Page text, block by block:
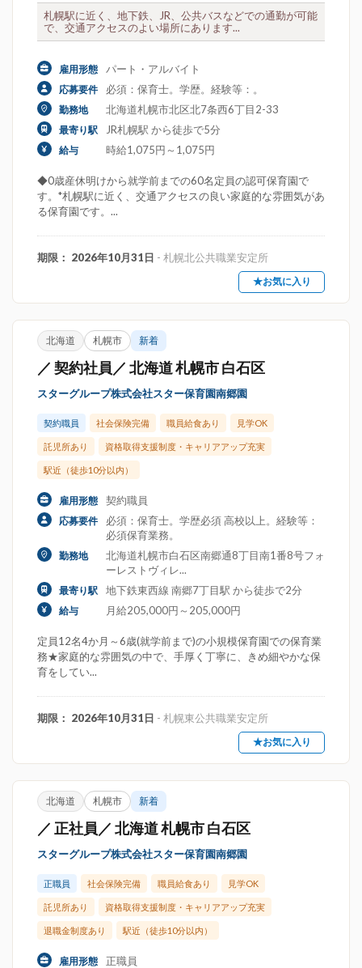
札幌駅に近く、地下鉄、JR、公共バスなどでの通勤が可能
で、交通アクセスのよい場所にあります...
雇用形態 パート・アルバイト
応募要件 必須：保育士。学歴。経験等：。
勤務地 北海道札幌市北区北7条西6丁目2-33
最寄り駅 JR札幌駅 から徒歩で5分
給与 時給1,075円～1,075円
◆0歳産休明けから就学前までの60名定員の認可保育園で
す。*札幌駅に近く、交通アクセスの良い家庭的な雰囲気があ
る保育園です。...
期限： 2026年10月31日 - 札幌北公共職業安定所
★お気に入り
北海道 札幌市 新着
／ 契約社員／ 北海道 札幌市 白石区
スターグループ株式会社スター保育園南郷園
契約職員 社会保険完備 職員給食あり 見学OK
託児所あり 資格取得支援制度・キャリアアップ充実
駅近（徒歩10分以内）
雇用形態 契約職員
応募要件
必須：保育士。学歴必須 高校以上。経験等：
必須保育業務。
勤務地
北海道札幌市白石区南郷通8丁目南1番8号フォ
ーレストヴィレ...
最寄り駅 地下鉄東西線 南郷7丁目駅 から徒歩で2分
給与 月給205,000円～205,000円
定員12名4か月～6歳(就学前まで)の小規模保育園での保育業
務★家庭的な雰囲気の中で、手厚く丁寧に、きめ細やかな保
育をしてい...
期限： 2026年10月31日 - 札幌東公共職業安定所
★お気に入り
北海道 札幌市 新着
／ 正社員／ 北海道 札幌市 白石区
スターグループ株式会社スター保育園南郷園
正職員 社会保険完備 職員給食あり 見学OK
託児所あり 資格取得支援制度・キャリアアップ充実
退職金制度あり 駅近（徒歩10分以内）
雇用形態 正職員